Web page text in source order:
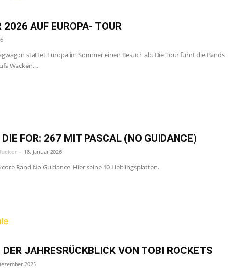
AUF EUROPA- TOUR
stattet Europa im Sommer einen Besuch ab. Die Tour führt die Bands
Wacken,...
FOR: 267 MIT PASCAL (NO GUIDANCE)
- 18. Januar 2026
Band No Guidance. Hier seine 10 Lieblingsplatten.
JAHRESRÜCKBLICK VON TOBI ROCKETS
2025